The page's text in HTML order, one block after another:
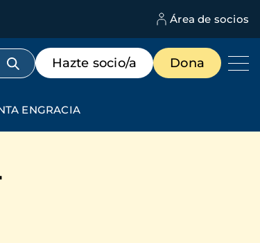
Área de socios
Menú
de
destacados
Hazte socio/a Dona
ENGRACIA